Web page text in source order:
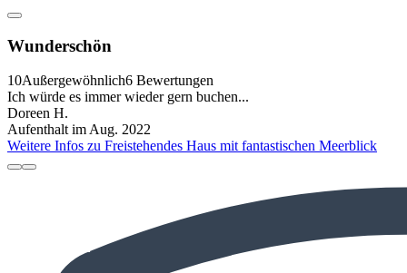
Wunderschön
10Außergewöhnlich6 Bewertungen
Ich würde es immer wieder gern buchen...
Doreen H.
Aufenthalt im Aug. 2022
Weitere Infos zu Freistehendes Haus mit fantastischen Meerblick